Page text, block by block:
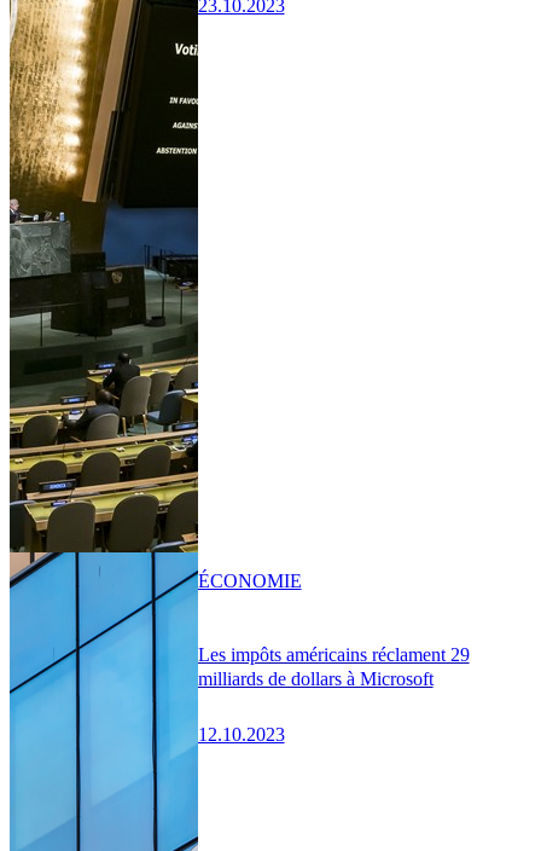
23.10.2023
Les impôts américains réclament 29
milliards de dollars à Microsoft
12.10.2023
ÉCONOMIE